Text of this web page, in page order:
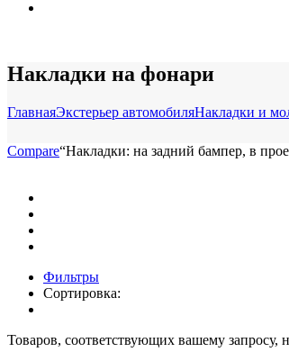
Накладки на фонари
ГлавнаяЭкстерьер автомобиляНакладки и
Compare“Накладки: на задний бампер, в
Фильтры
Сортировка:
Товаров, соответствующих вашему запросу,